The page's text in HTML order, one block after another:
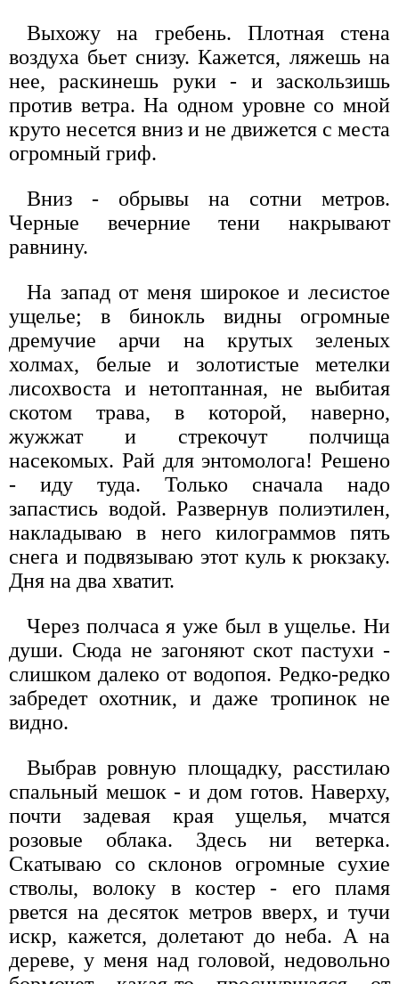
Выхожу на гребень. Плотная стена
воздуха бьет снизу. Кажется, ляжешь на
нее, раскинешь руки - и заскользишь
против ветра. На одном уровне со мной
круто несется вниз и не движется с места
огромный гриф.
Вниз - обрывы на сотни метров.
Черные вечерние тени накрывают
равнину.
На запад от меня широкое и лесистое
ущелье; в бинокль видны огромные
дремучие арчи на крутых зеленых
холмах, белые и золотистые метелки
лисохвоста и нетоптанная, не выбитая
скотом трава, в которой, наверно,
жужжат и стрекочут полчища
насекомых. Рай для энтомолога! Решено
- иду туда. Только сначала надо
запастись водой. Развернув полиэтилен,
накладываю в него килограммов пять
снега и подвязываю этот куль к рюкзаку.
Дня на два хватит.
Через полчаса я уже был в ущелье. Ни
души. Сюда не загоняют скот пастухи -
слишком далеко от водопоя. Редко-редко
забредет охотник, и даже тропинок не
видно.
Выбрав ровную площадку, расстилаю
спальный мешок - и дом готов. Наверху,
почти задевая края ущелья, мчатся
розовые облака. Здесь ни ветерка.
Скатываю со склонов огромные сухие
стволы, волоку в костер - его пламя
рвется на десяток метров вверх, и тучи
искр, кажется, долетают до неба. А на
дереве, у меня над головой, недовольно